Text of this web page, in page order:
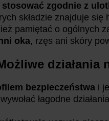
stosować zgodnie z
składzie znajduje się
pamiętać o ogólnych
oka, rzęs ani skóry
działania
bezpieczeństwa i
łagodne